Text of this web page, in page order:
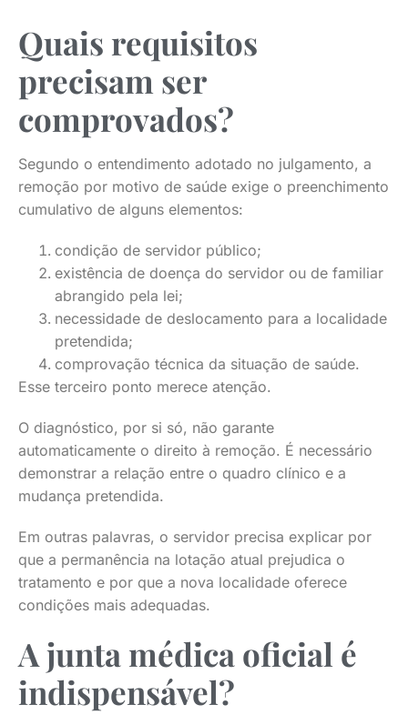
Quais requisitos
precisam ser
comprovados?
Segundo o entendimento adotado no julgamento, a
remoção por motivo de saúde exige o preenchimento
cumulativo de alguns elementos:
condição de servidor público;
existência de doença do servidor ou de familiar
abrangido pela lei;
necessidade de deslocamento para a localidade
pretendida;
comprovação técnica da situação de saúde.
Esse terceiro ponto merece atenção.
O diagnóstico, por si só, não garante
automaticamente o direito à remoção. É necessário
demonstrar a relação entre o quadro clínico e a
mudança pretendida.
Em outras palavras, o servidor precisa explicar por
que a permanência na lotação atual prejudica o
tratamento e por que a nova localidade oferece
condições mais adequadas.
A junta médica oficial é
indispensável?